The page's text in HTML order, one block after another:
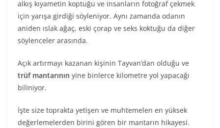
alkış kıyametin koptuğu ve insanların fotoğraf çekmek
için yarışa girdiği söyleniyor. Aynı zamanda odanın
aniden ıslak ağaç, eski çorap ve seks koktuğu da diğer
söylenceler arasında.
Açık artırmayı kazanan kişinin Tayvan’dan olduğu ve
trüf mantarının yine binlerce kilometre yol yapacağı
biliniyor.
İşte size toprakta yetişen ve muhtemelen en yüksek
değerlemelerden birini gören bir mantarın hikayesi.